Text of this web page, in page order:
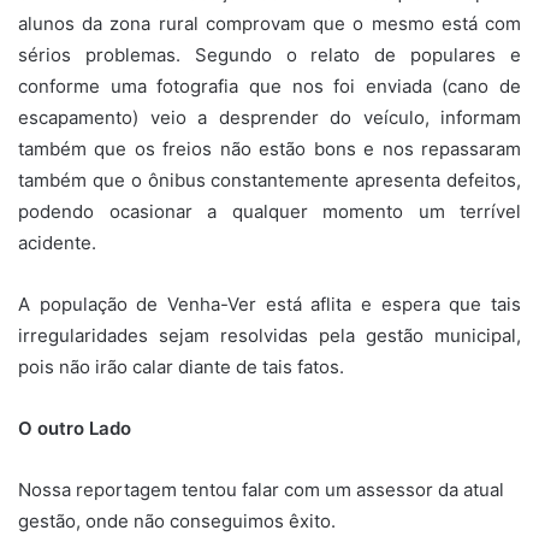
alunos da zona rural comprovam que o mesmo está com
sérios problemas. Segundo o relato de populares e
conforme uma fotografia que nos foi enviada (cano de
escapamento) veio a desprender do veículo, informam
também que os freios não estão bons e nos repassaram
também que o ônibus constantemente apresenta defeitos,
podendo ocasionar a qualquer momento um terrível
acidente.
A população de Venha-Ver está aflita e espera que tais
irregularidades sejam resolvidas pela gestão municipal,
pois não irão calar diante de tais fatos.
O outro Lado
Nossa reportagem tentou falar com um assessor da atual
gestão, onde não conseguimos êxito.